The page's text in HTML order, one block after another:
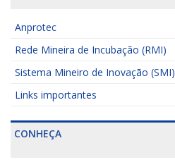
Anprotec
Rede Mineira de Incubação (RMI)
Sistema Mineiro de Inovação (SMI)
Links importantes
CONHEÇA